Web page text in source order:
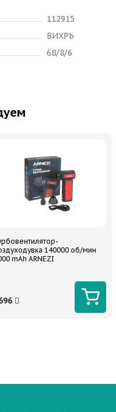
112915
ВИХРЬ
68/8/6
140000 об/мин
mAh ARNEZI